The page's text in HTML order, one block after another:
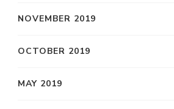
NOVEMBER 2019
OCTOBER 2019
MAY 2019